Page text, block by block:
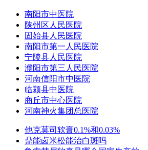
南阳市中医院
陕州区人民医院
固始县人民医院
南阳市第一人民医院
宁陵县人民医院
濮阳市第三人民医院
河南信阳市中医院
临颍县中医院
商丘市中心医院
河南神火集团总医院
他克莫司软膏0.1%和0.03%
鼎能卤米松能治白斑吗